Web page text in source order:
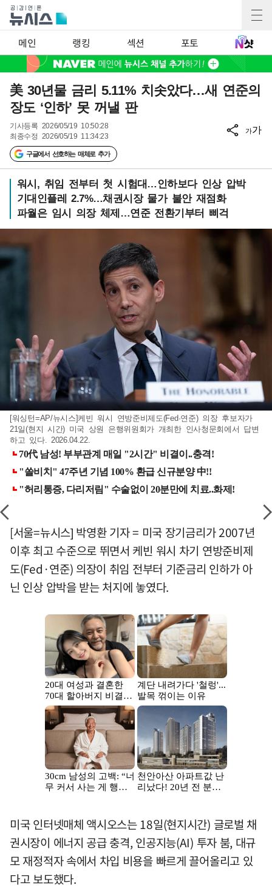
메인 랭킹 섹션 포토
美 30년물 금리 5.11% 치솟았다…새 연준의
장도 ‘인하’ 못 꺼낼 판
기사등록 2026/05/19 10:50:28
최종수정 2026/05/19 11:34:23
구글에서 선호하는 매체로 추가
가가
워시, 취임 전부터 첫 시험대…인하보다 인상 압박
기대인플레 2.7%…채권시장 물가 불안 재점화
파월은 임시 의장 체제…연준 전환기부터 삐걱
[워싱턴=AP/뉴시스]케빈 워시 연방준비제도(Fed·연준) 의장 후보자가
21일(현지 시간) 미국 상원 은행위원회가 개최한 인사청문회에서 답변
하고 있다. 2026.04.22.
[서울=뉴시스] 박영환 기자 = 미국 장기금리가 2007년
이후 최고 수준으로 뛰면서 케빈 워시 차기 연방준비제
도(Fed·연준) 의장이 취임 전부터 기준금리 인하가 아
닌 인상 압박을 받는 처지에 놓였다.
미국 인터넷매체 액시오스는 18일(현지시간) 글로벌 채
권시장이 에너지 공급 충격, 인공지능(AI) 투자 붐, 대규
모 재정적자 속에서 차입 비용을 빠르게 끌어올리고 있
다고 보도했다.